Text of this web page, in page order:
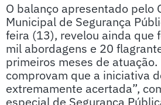
O balanço apresentado pelo
Municipal de Segurança
feira (13), revelou ainda que
mil abordagens e 20
primeiros meses de
comprovam que a iniciativa
extremamente acertada”,
especial de Segurança